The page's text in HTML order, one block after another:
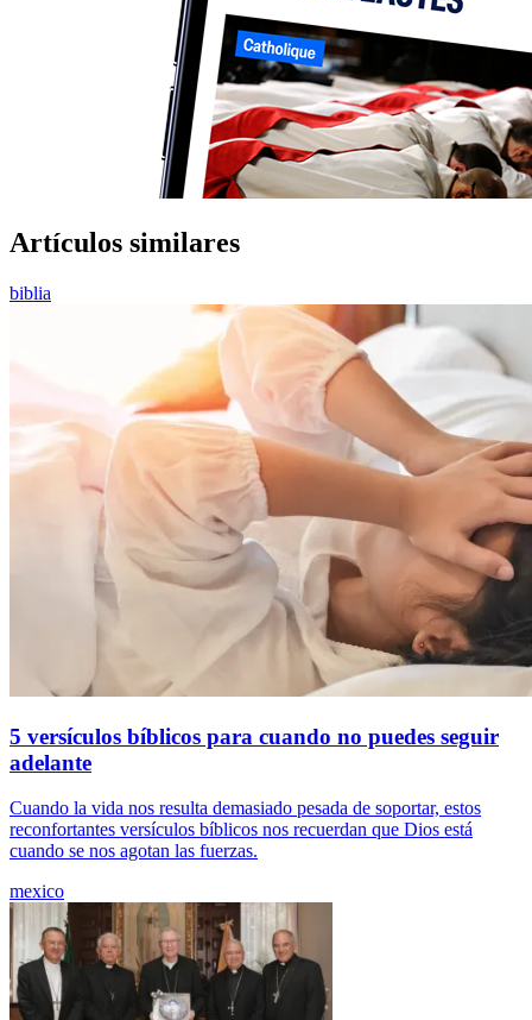
Artículos similares
biblia
5 versículos bíblicos para cuando no puedes seguir
adelante
Cuando la vida nos resulta demasiado pesada de soportar, estos
reconfortantes versículos bíblicos nos recuerdan que Dios está
cuando se nos agotan las fuerzas.
mexico